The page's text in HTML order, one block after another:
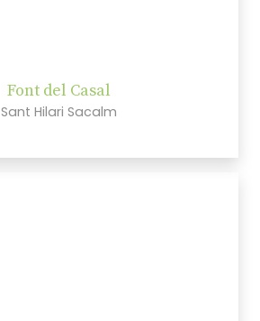
Font del Casal
Sant Hilari Sacalm